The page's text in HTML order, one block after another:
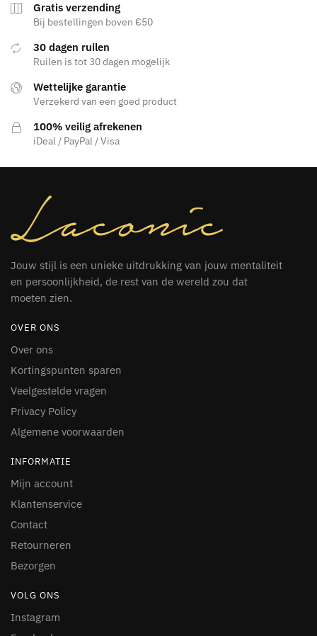
Gratis verzending
Bij bestellingen boven €50
30 dagen ruilen
Ruilen is tot 30 dagen mogelijk
Wettelijke garantie
Verzekerd van een goed product
100% veilig afrekenen
iDeal / PayPal / Visa
Jouw stijl is een unieke uitdrukking van jouw mentaliteit
en persoonlijkheid, de rest van de wereld zou dat
moeten zien.
OVER ONS
Over ons
Kortingspunten sparen
Veelgestelde vragen
Privacy Policy
Algemene voorwaarden
INFORMATIE
Mijn account
Klantenservice
Contact
Retourneren
Bezorgen
VOLG ONS
Instagram